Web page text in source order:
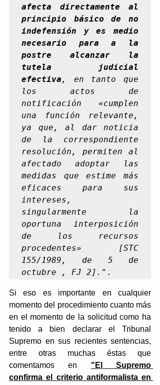
afecta directamente al
principio básico de no
indefensión y es medio
necesario para a la
postre alcanzar la
tutela judicial
efectiva , en tanto que
los actos de
notificación «cumplen
una función relevante,
ya que, al dar noticia
de la correspondiente
resolución, permiten al
afectado adoptar las
medidas que estime más
eficaces para sus
intereses,
singularmente la
oportuna interposición
de los recursos
procedentes» [STC
155/1989, de 5 de
octubre , FJ 2]. ".
Si eso es importante en cualquier
momento del procedimiento cuanto más
en el momento de la solicitud como ha
tenido a bien declarar el Tribunal
Supremo en sus recientes sentencias,
entre otras muchas éstas que
comentamos en "El Supremo
confirma el criterio antiformalista en